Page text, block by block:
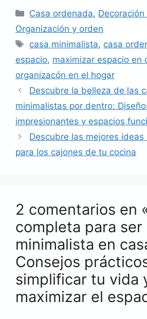
Categorías
Casa ordenada,
Organización y orden
Etiquetas
casa minimalista, casa
espacio, maximizar espacio en
organizacón en el hogar
Descubre la belleza de las
minimalistas por dentro:
impresionantes y espacios
Descubre las mejores
para los cajones de tu cocina
2 comentarios en
completa para ser
minimalista en
Consejos
simplificar tu vida
maximizar el